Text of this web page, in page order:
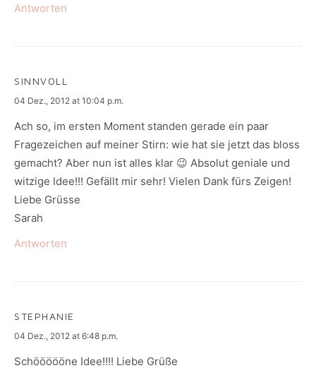
Antworten
SINNVOLL
says:
04 Dez., 2012 at 10:04 p.m.
Ach so, im ersten Moment standen gerade ein paar
Fragezeichen auf meiner Stirn: wie hat sie jetzt das bloss
gemacht? Aber nun ist alles klar 😉 Absolut geniale und
witzige Idee!!! Gefällt mir sehr! Vielen Dank fürs Zeigen!
Liebe Grüsse
Sarah
Antworten
STEPHANIE
says:
04 Dez., 2012 at 6:48 p.m.
Schöööööne Idee!!!! Liebe Grüße